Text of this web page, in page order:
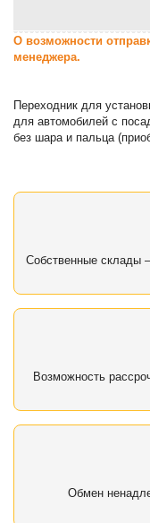
О возможности
менеджера.
Переходник для
для автомобилей с
без шара и пальца
Собственные склады
Возможность
Обмен